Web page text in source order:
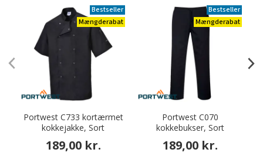
Bestseller
Mængderabat
Portwest C733 kortærmet
kokkejakke, Sort
189,00 kr.
Bestseller
Mængderabat
Portwest C070
kokkebukser, Sort
189,00 kr.